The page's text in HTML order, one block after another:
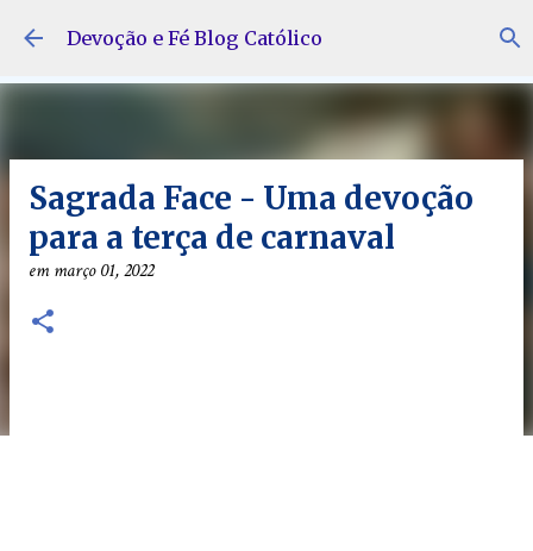
Pular para o conteúdo principal
Devoção e Fé Blog Católico
Sagrada Face - Uma devoção
para a terça de carnaval
emmarço 01, 2022